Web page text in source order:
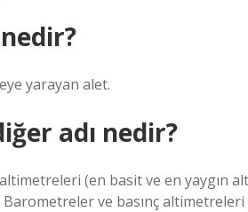
yarayan alet.
adı nedir?
(en basit ve en yaygın
Barometreler ve basınç